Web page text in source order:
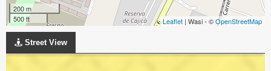
200 m
500 ft
Leaflet | Wasi - ©OpenStreetMap
Street View